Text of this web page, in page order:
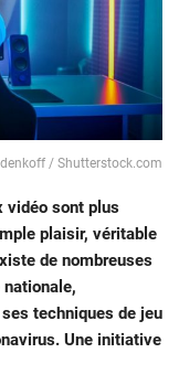
/ Shutterstock.com
vidéo sont plus
plaisir, véritable
de nombreuses
nationale,
techniques de jeu
Une initiative